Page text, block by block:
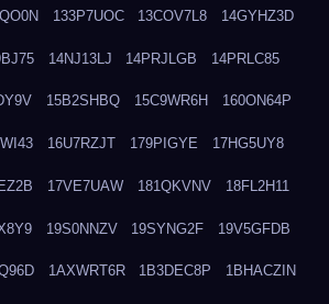
133P7UOC 13COV7L8 14GYHZ3D
14NJ13LJ 14PRJLGB 14PRLC85
15B2SHBQ 15C9WR6H 160ON64P
16U7RZJT 179PIGYE 17HG5UY8
17VE7UAW 181QKVNV 18FL2H11
19S0NNZV 19SYNG2F 19V5GFDB
1AXWRT6R 1B3DEC8P 1BHACZIN